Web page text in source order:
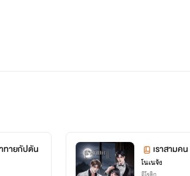
ทายกัปตัน เราสามค
โนเนจัง